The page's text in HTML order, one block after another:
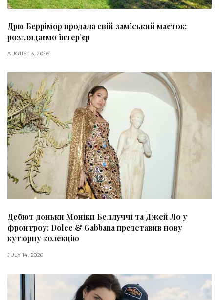
Дрю Беррімор продала свій заміський маєток:
розглядаємо інтер’єр
AUGUST 3, 2026
Дебют доньки Моніки Беллуччі та Джей Ло у
фронтроу: Dolce & Gabbana представив нову
кутюрну колекцію
JULY 14, 2026